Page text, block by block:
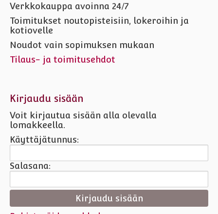
Verkkokauppa avoinna 24/7
Toimitukset noutopisteisiin, lokeroihin ja
kotiovelle
Noudot vain sopimuksen mukaan
Tilaus- ja toimitusehdot
Kirjaudu sisään
Voit kirjautua sisään alla olevalla
lomakkeella.
Käyttäjätunnus:
Salasana: